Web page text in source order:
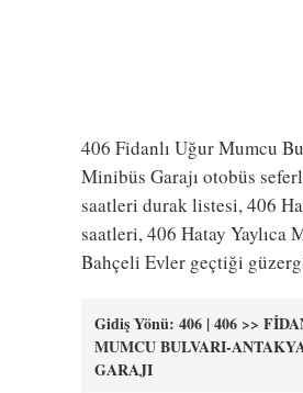
406 Fidanlı Uğur Mumcu
Minibüs Garajı otobüs
saatleri durak listesi, 406
saatleri, 406 Hatay Yaylıca
Bahçeli Evler geçtiği
Gidiş Yönü: 406 | 406 >>
MUMCU BULVARI-
GARAJI